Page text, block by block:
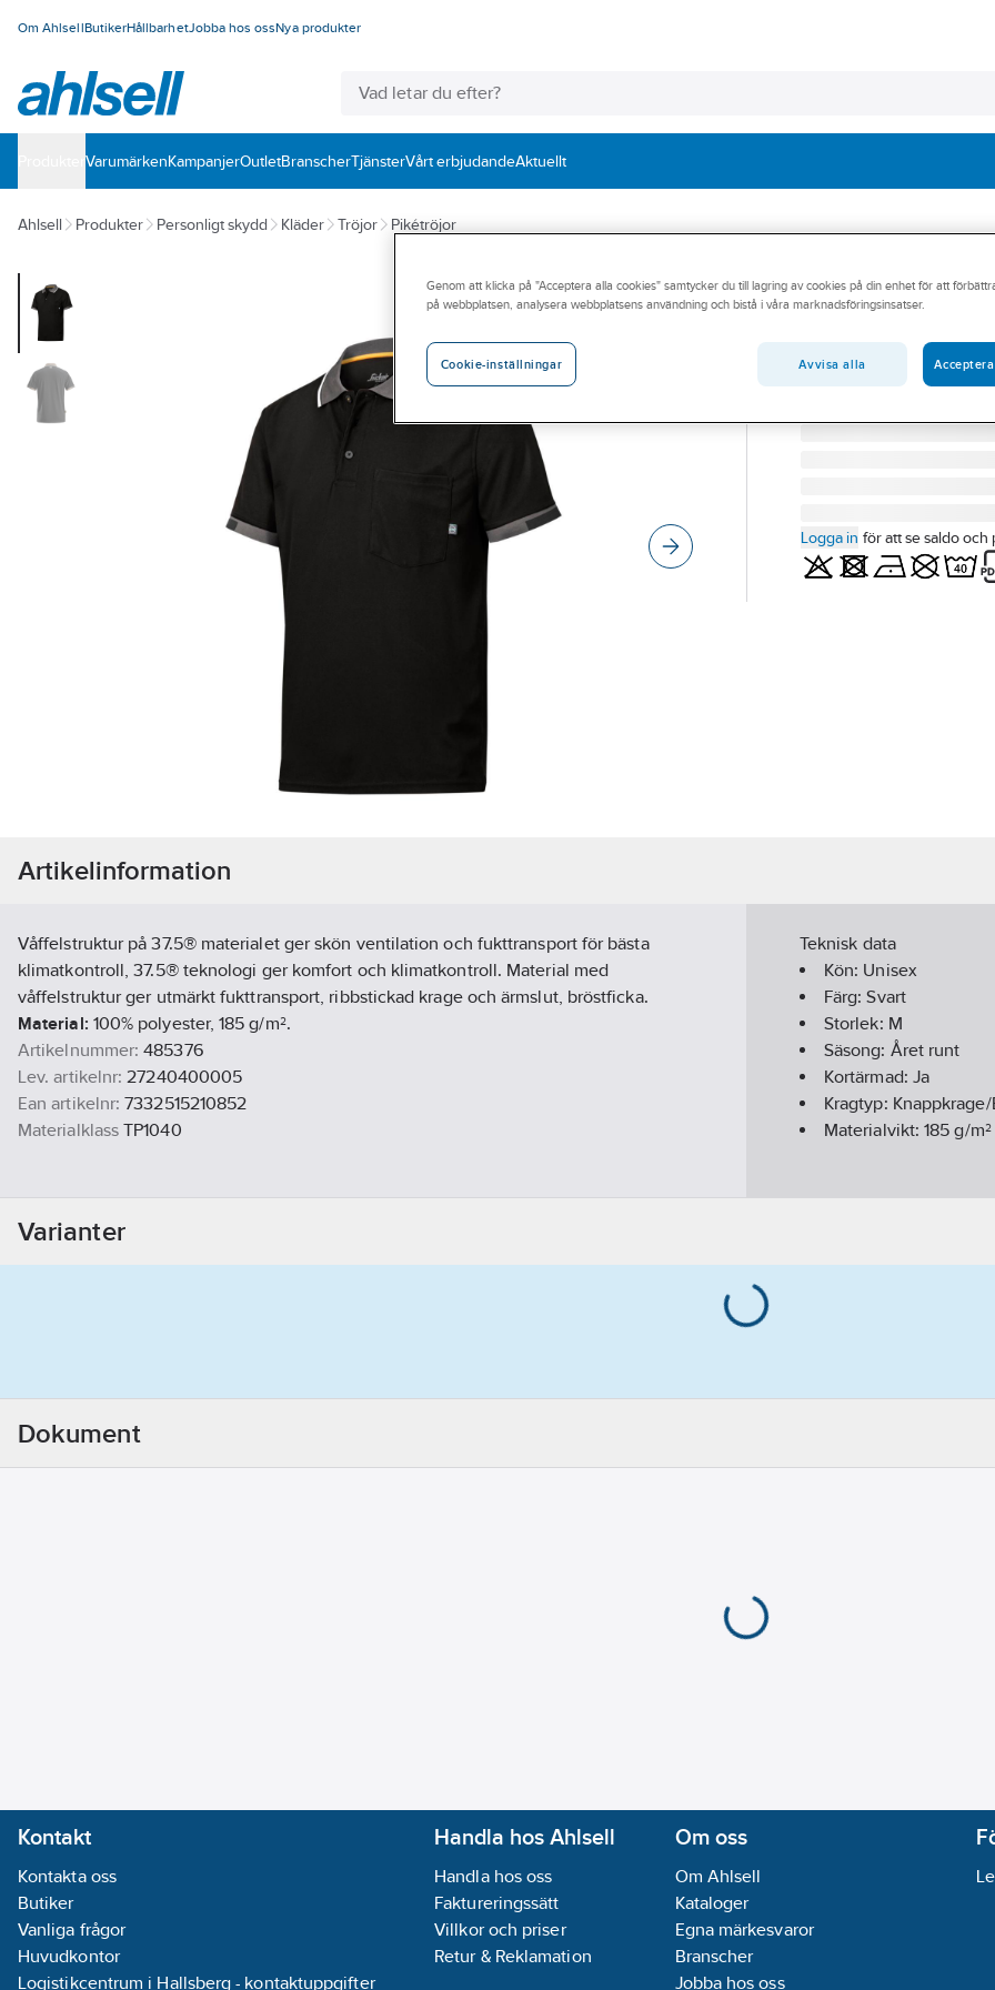
Om AhlsellButikerHållbarhetJobba hos ossNya produkter
VarumärkenKampanjerOutletBranscherTjänsterVårt erbjudandeAktuellt
Ahlsell Produkter Personligt skydd Kläder Tröjor Pikétröjor
SNICKERS WORKWEAR
Pikétröja
PIKÉTRÖJA SNICKERS
Artikelnummer:
485376
Logga in för att se saldo och
Artikelinformation
Våffelstruktur på 37.5® materialet ger skön ventilation och fukttransport för bästa
klimatkontroll, 37.5® teknologi ger komfort och klimatkontroll. Material med
våffelstruktur ger utmärkt fukttransport, ribbstickad krage och ärmslut, bröstficka.
Material: 100% polyester, 185 g/m².
Artikelnummer: 485376
Lev. artikelnr: 27240400005
Ean artikelnr: 7332515210852
Materialklass TP1040
Teknisk data
Kön: Unisex
Färg:Svart
Storlek: M
Säsong: Året runt
Kortärmad: Ja
Kragtyp:
Materialvikt:185 g/m²
Varianter
Dokument
Kontakt
Kontakta oss
Butiker
Vanliga frågor
Huvudkontor
Logistikcentrum i Hallsberg - kontaktuppgifter
Handla hos Ahlsell
Handla hos oss
Faktureringssätt
Villkor och priser
Retur & Reklamation
Om oss
Om Ahlsell
Kataloger
Egna märkesvaror
Branscher
Jobba hos oss
Genom att klicka på "Acceptera alla cookies" samtycker du till lagring av cookies på din enhet för att
på webbplatsen, analysera webbplatsens användning och bistå i våra marknadsföringsinsatser.
Cookie-inställningar Avvisa alla